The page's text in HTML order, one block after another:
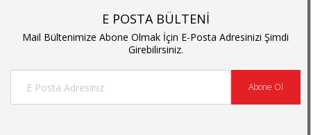
E POSTA BÜLTENİ
Mail Bültenimize Abone Olmak İçin E-Posta Adresinizi Şimdi
Girebilirsiniz.
Abone Ol